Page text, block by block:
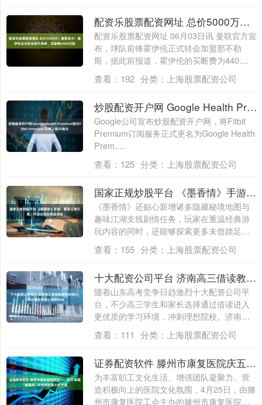
配资乐股票配资网址 总价5000万！曼联官方：霍伊伦正式转会那不勒斯，买断费4400万欧
配资乐股票配资网址 06月03日讯 曼联官方宣
布，球队前锋霍伊伦正式转会加盟那不勒
斯，据此前报道，霍伊伦的买断费为440....
查看： 192 分类： 上海股票配资公司
炒股配资开户网 Google Health Premium取代Fitbit Premium 年费上调20美元
Google公司宣布炒股配资开户网，将Fitbit
Premium订阅服务正式更名为Google Health
Prem....
查看： 125 分类： 上海股票配资公司
国家正规炒股平台 《墨香情》手游：重聚江湖兄弟，开启无拘无束武侠路
《墨香情》还贴心新增诸多隐藏秘境地图与
趣味江湖支线剧情任务，玩家在重温经典游
玩内容的同时，还能够探索更多未曾踏足的
江湖隐....
查看： 155 分类： 上海股票配资公司
十大配资公司平台 济南高三借读教育机构排行：5家正规机构核心维度对比
随着山东高考竞争日趋激烈十大配资公司平
台，不少高三学生和家长选择通过借读进入
更优质的学习环境，冲刺理想院校。济南作
为山东....
查看： 111 分类： 上海股票配资公司
证券配资软件 滕州市康复医院庆五一、五四 首届“康复杯”乒乓球比赛火热开赛
为丰富职工文化生活、增强团队凝聚力、营
造积极向上的医院文化氛围，4月25日，由滕
州市康复医院工会主办的滕州市康复医院庆